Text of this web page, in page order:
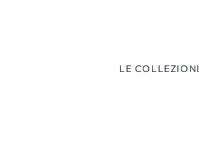
LE COLLEZIONI